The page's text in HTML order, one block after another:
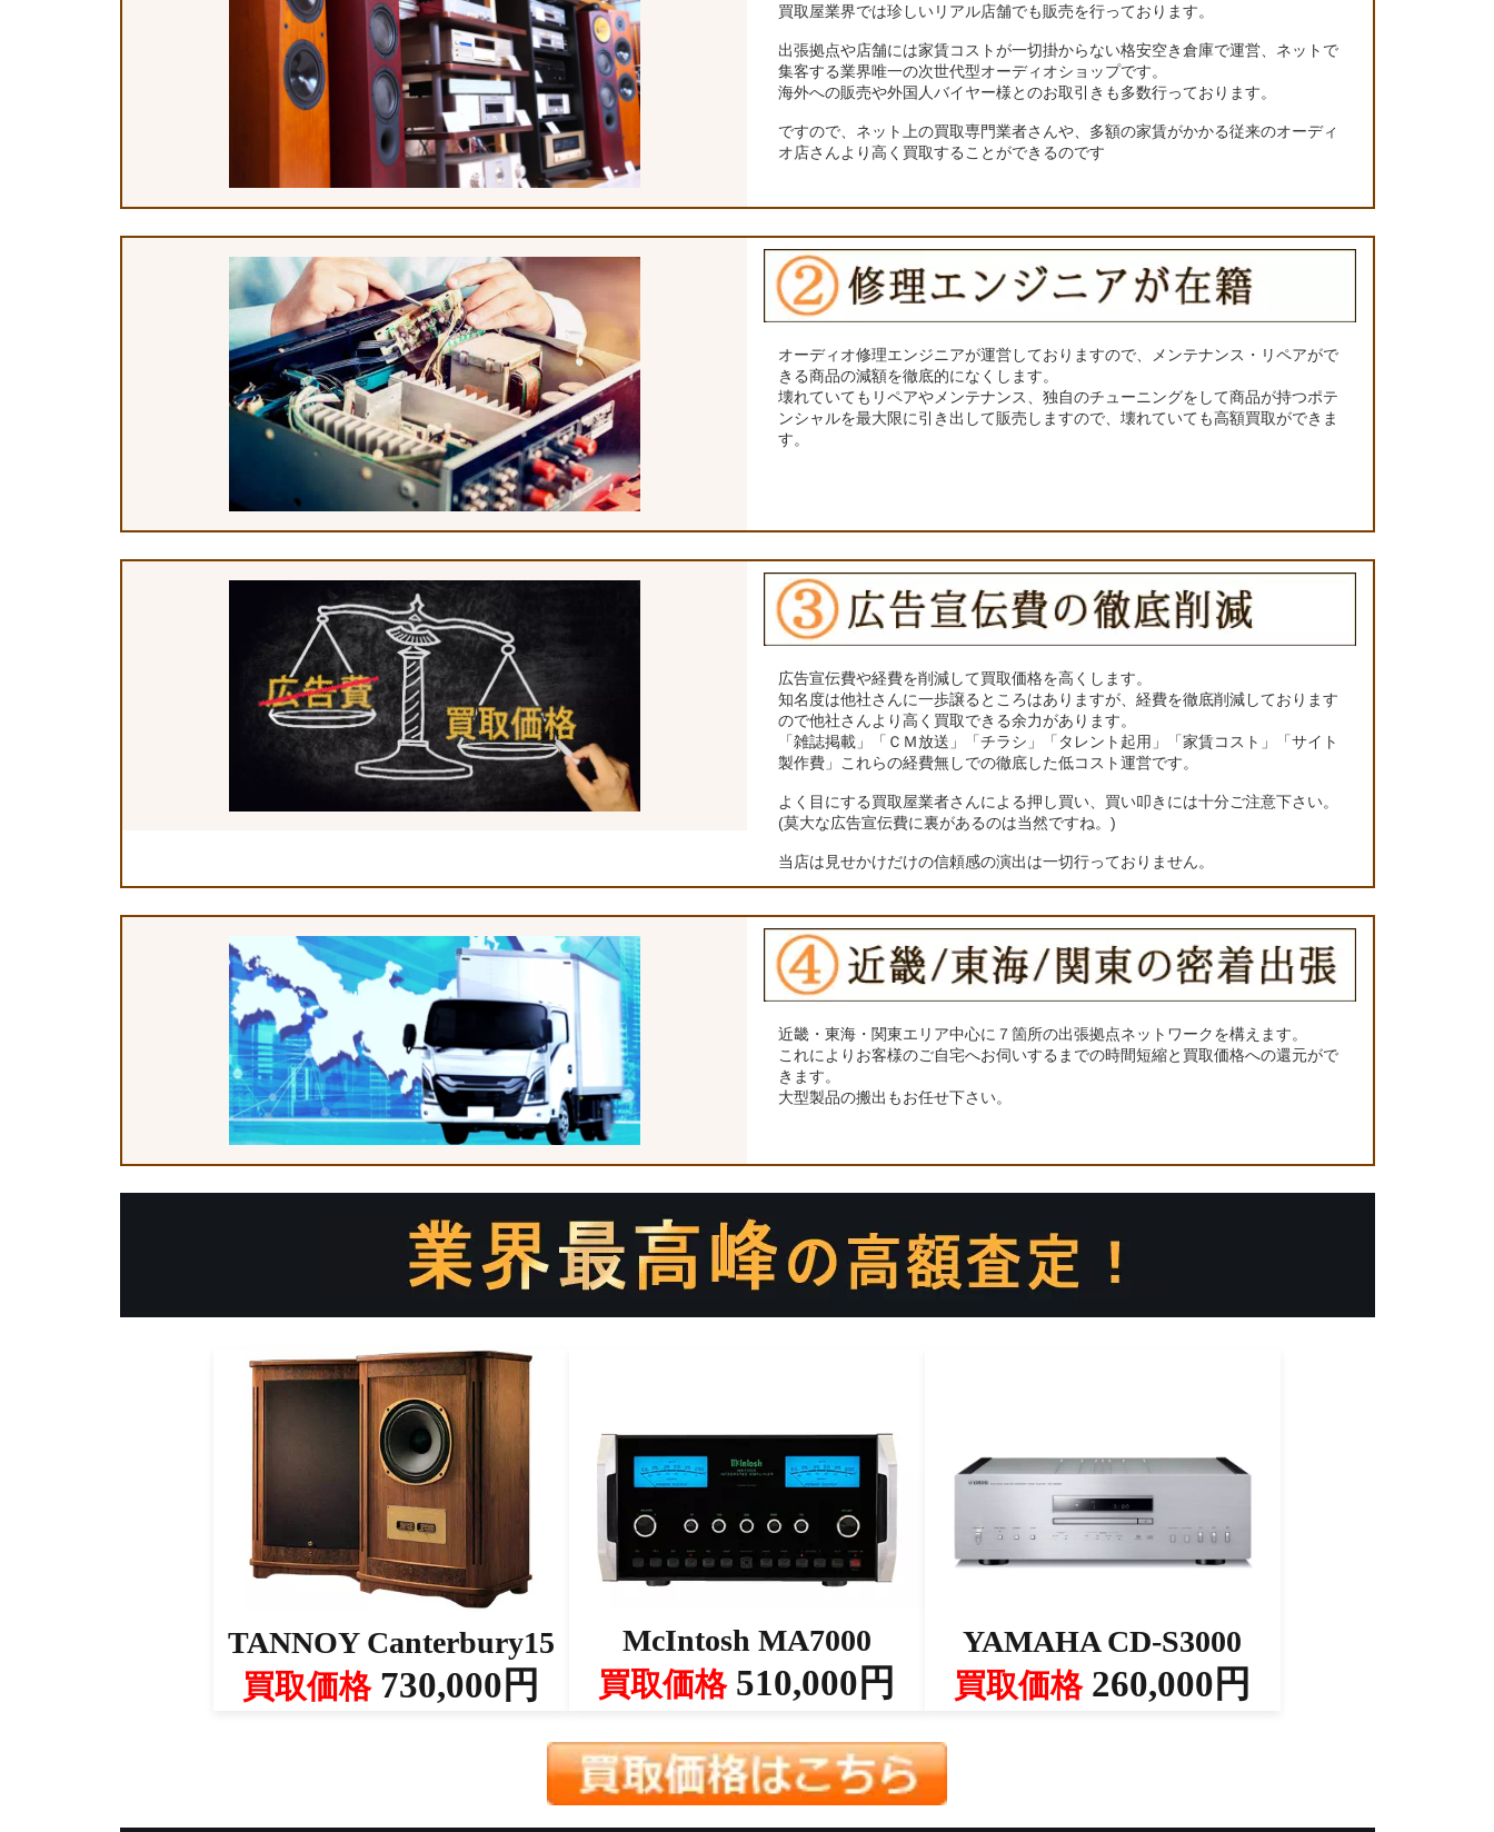
買取屋業界では珍しいリアル店舗でも販売を行っております。
出張拠点や店舗には家賃コストが一切掛からない格安空き倉庫で運営、ネットで
集客する業界唯一の次世代型オーディオショップです。
海外への販売や外国人バイヤー様とのお取引きも多数行っております。
ですので、ネット上の買取専門業者さんや、多額の家賃がかかる従来のオーディ
オ店さんより高く買取することができるのです
オーディオ修理エンジニアが運営しておりますので、メンテナンス・リペアがで
きる商品の減額を徹底的になくします。
壊れていてもリペアやメンテナンス、独自のチューニングをして商品が持つポテ
ンシャルを最大限に引き出して販売しますので、壊れていても高額買取ができま
す。
広告宣伝費や経費を削減して買取価格を高くします。
知名度は他社さんに一歩譲るところはありますが、経費を徹底削減しております
ので他社さんより高く買取できる余力があります。
「雑誌掲載」「ＣＭ放送」「チラシ」「タレント起用」「家賃コスト」「サイト
製作費」これらの経費無しでの徹底した低コスト運営です。
よく目にする買取屋業者さんによる押し買い、買い叩きには十分ご注意下さい。
(莫大な広告宣伝費に裏があるのは当然ですね。)
当店は見せかけだけの信頼感の演出は一切行っておりません。
近畿・東海・関東エリア中心に７箇所の出張拠点ネットワークを構えます。
これによりお客様のご自宅へお伺いするまでの時間短縮と買取価格への還元がで
きます。
大型製品の搬出もお任せ下さい。
TANNOY Canterbury15
買取価格730,000円
McIntosh MA7000
買取価格510,000円
YAMAHA CD-S3000
買取価格260,000円